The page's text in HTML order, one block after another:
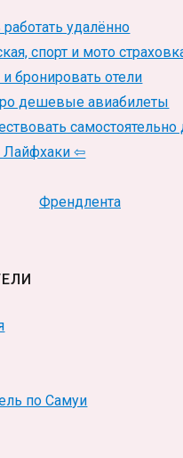
работать удалённо
спорт и мото
и бронировать отели
дешевые авиабилеты
Лайфхаки ⇦
Френдлента
по Самуи